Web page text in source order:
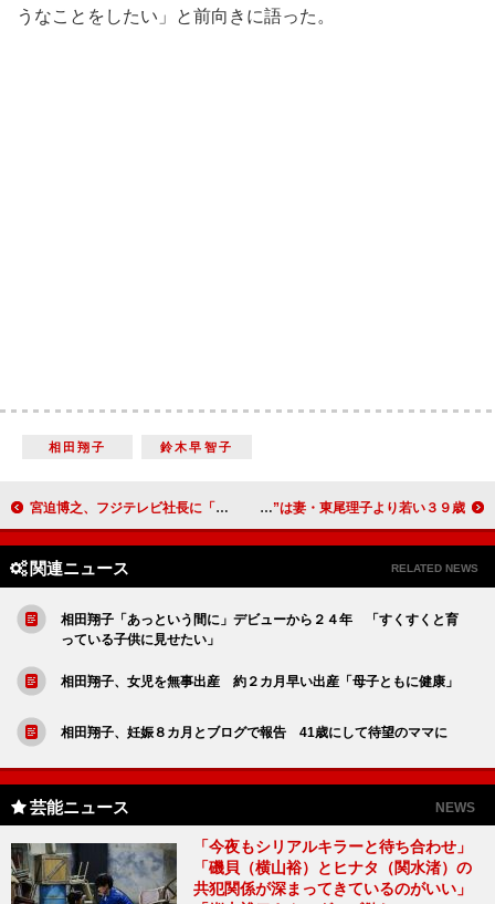
うなことをしたい」と前向きに語った。
相田翔子 鈴木早智子
宮迫博之、フジテレビ社長に「長い目で見て」 「バイキング」低視聴率で懇願 石田純一、Ｗ杯観戦でブラジルへ「ベスト８見たい」 “体内年齢”は妻・東尾理子より若い３９歳
関連ニュース RELATED NEWS
相田翔子「あっという間に」デビューから２４年 「すくすくと育
っている子供に見せたい」
相田翔子、女児を無事出産 約２カ月早い出産「母子ともに健康」
相田翔子、妊娠８カ月とブログで報告 41歳にして待望のママに
芸能ニュース NEWS
「今夜もシリアルキラーと待ち合わせ」
「磯貝（横山裕）とヒナタ（関水渚）の
共犯関係が深まってきているのがいい」